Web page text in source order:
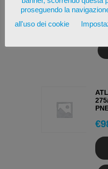
€
proseguendo la
all'uso dei cookie